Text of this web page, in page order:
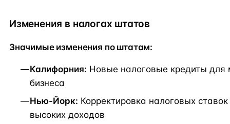
Изменения в налогах штатов
Значимые изменения по штатам:
Калифорния: Новые налоговые кредиты для
бизнеса
Нью-Йорк: Корректировка налоговых
высоких доходов